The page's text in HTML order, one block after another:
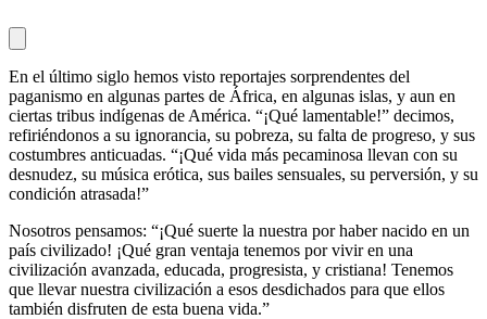
En el último siglo hemos visto reportajes sorprendentes del
paganismo en algunas partes de África, en algunas islas, y aun en
ciertas tribus indígenas de América. “¡Qué lamentable!” decimos,
refiriéndonos a su ignorancia, su pobreza, su falta de progreso, y sus
costumbres anticuadas. “¡Qué vida más pecaminosa llevan con su
desnudez, su música erótica, sus bailes sensuales, su perversión, y su
condición atrasada!”
Nosotros pensamos: “¡Qué suerte la nuestra por haber nacido en un
país civilizado! ¡Qué gran ventaja tenemos por vivir en una
civilización avanzada, educada, progresista, y cristiana! Tenemos
que llevar nuestra civilización a esos desdichados para que ellos
también disfruten de esta buena vida.”